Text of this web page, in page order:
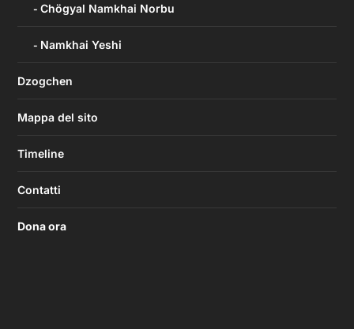
Chögyal Namkhai Norbu
Namkhai Yeshi
Dzogchen
Mappa del sito
Timeline
Contatti
Dona ora